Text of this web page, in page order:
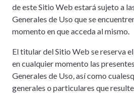
de este Sitio Web estará sujeto a
Generales de Uso que se
momento en que acceda al mismo.
El titular del Sitio Web se reserva
en cualquier momento las
Generales de Uso, así como
generales o particulares que